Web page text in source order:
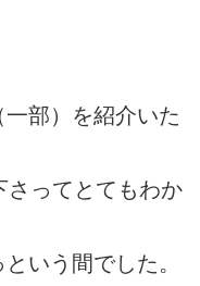
部）を紹介いた
さってとてもわか
いう間でした。